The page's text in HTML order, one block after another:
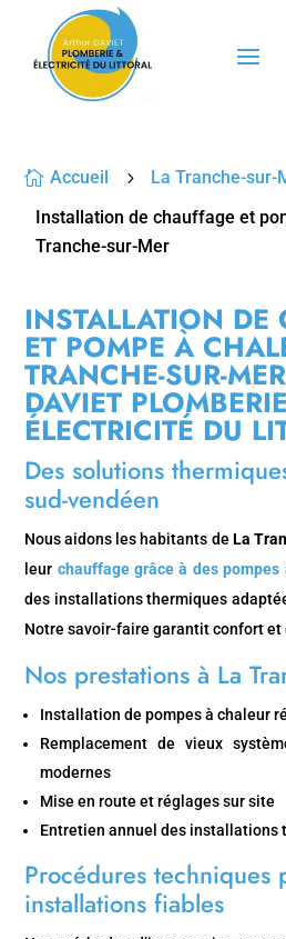
 Accueil 5 La Tranche-sur-
Installation de chauffage et
Tranche-sur-Mer
INSTALLATION DE
ET POMPE À
TRANCHE-SUR-
DAVIET
ÉLECTRICITÉ DU
Des solutions
sud-vendéen
Nous aidons les habitants de La
leur chauffage grâce à des pompes
des installations thermiques
Notre savoir-faire garantit confort et
Nos prestations à La
Installation de pompes à chaleur
Remplacement de vieux
modernes
Mise en route et réglages sur site
Entretien annuel des installations
Procédures techniques
installations fiables